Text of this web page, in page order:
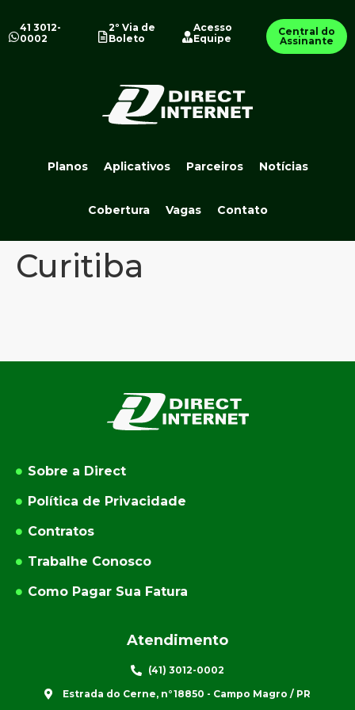
41 3012-
0002
2º Via de
Boleto
Acesso
Equipe
Central do
Assinante
Planos Aplicativos Parceiros Notícias
Cobertura Vagas Contato
Curitiba
Sobre a Direct
Política de Privacidade
Contratos
Trabalhe Conosco
Como Pagar Sua Fatura
Atendimento
(41) 3012-0002
Estrada do Cerne, n°18850 - Campo Magro / PR